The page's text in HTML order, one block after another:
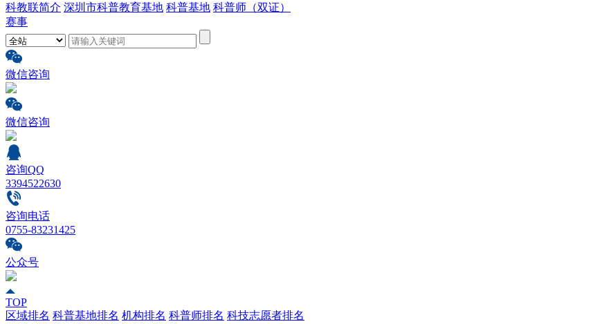
科教联简介 深圳市科普教育基地 科普基地 科普师（双证）
赛事
微信咨询
微信咨询
咨询QQ
3394522630
咨询电话
0755-83231425
公众号
TOP
区域排名 科普基地排名 机构排名 科普师排名 科技志愿者排名